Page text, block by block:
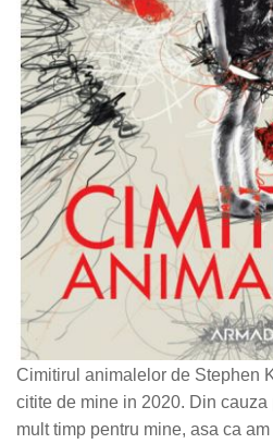
Cimitirul animalelor de Stephen
citite de mine in 2020. Din
mult timp pentru mine, asa ca